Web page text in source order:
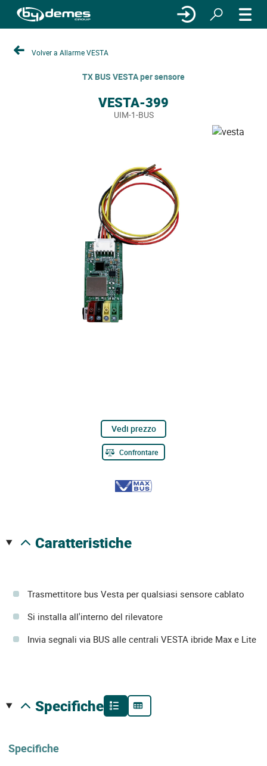
Volver a Allarme VESTA
TX BUS VESTA per sensore
VESTA-399
UIM-1-BUS
Vedi prezzo
Confrontare
caratteristiche
Trasmettitore bus Vesta per qualsiasi sensore cablato
Si installa all'interno del rilevatore
Invia segnali via BUS alle centrali VESTA ibride Max e Lite
specifiche
Specifiche